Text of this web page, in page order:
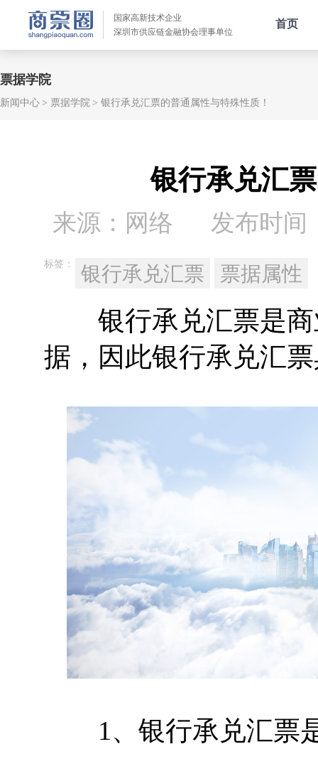
国家高新技术企业
深圳市供应链金融协会理事单位
首页
票据学院
新闻中心 票据学院 银行承兑汇票的普通属性与特殊性质！
银行承兑汇
来源：网络 发布时间
标签： 银行承兑汇票 票据属性
银行承兑汇票是商
据，因此银行承兑汇
1、银行承兑汇票